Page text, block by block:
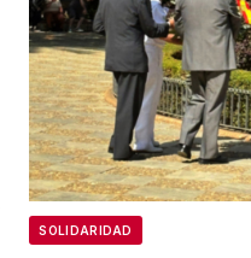
SOLIDARIDAD